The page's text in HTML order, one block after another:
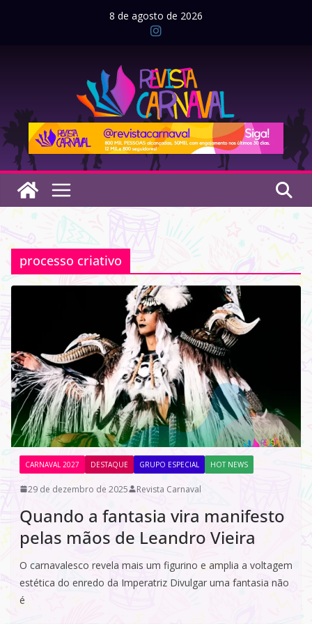
8 de agosto de 2026
processo criativo
CARNAVAL 2027 DESTAQUE GRUPO ESPECIAL HOT NEWS
29 de dezembro de 2025 Revista Carnaval
Quando a fantasia vira manifesto
pelas mãos de Leandro Vieira
O carnavalesco revela mais um figurino e amplia a voltagem
estética do enredo da Imperatriz Divulgar uma fantasia não
é